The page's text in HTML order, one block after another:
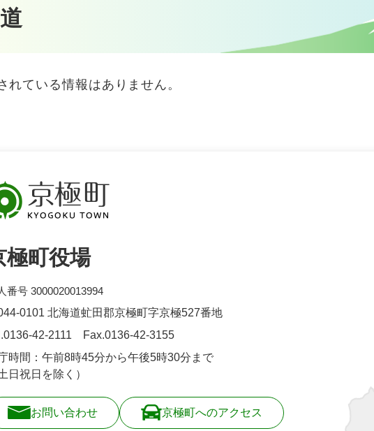
れている情報はありません。
極町役場
番号 3000020013994
0101 北海道虻田郡京極町字京極527番地
42-2111 Fax.0136-42-3155
時間：午前8時45分から午後5時30分まで
日祝日を除く）
お問い合わせ 京極町へのアクセス